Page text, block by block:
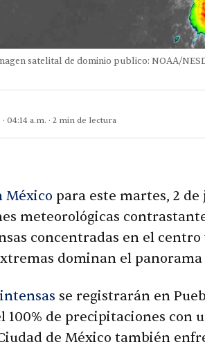
satelital de dominio publico: NOAA/
· 04:14 a.m. · 2 min de lectura
México para este martes, 2
meteorológicas
concentradas en el
dominan el
se registrarán en
de precipitaciones con
de México también